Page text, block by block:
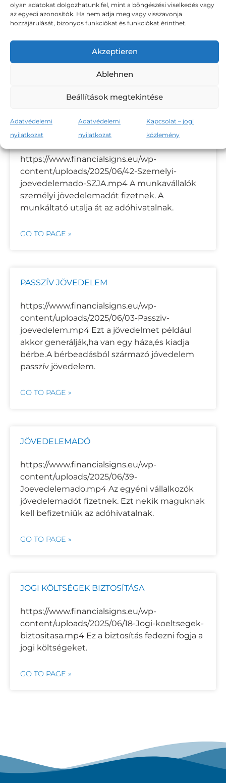
olyan adatokat dolgozhatunk fel, mint a böngészési viselkedés vagy
az egyedi azonosítók. Ha nem adja meg vagy visszavonja
hozzájárulását, bizonyos funkciókat és funkciókat érinthet.
Akzeptieren
Ablehnen
Beállítások megtekintése
Adatvédelemi
nyilatkozat
Adatvédelemi
nyilatkozat
Kapcsolat – jogi
közlemény
https://www.financialsigns.eu/wp-
content/uploads/2025/06/01-Aktiv-
tevékenység végzésével szerezheti
meg.Például: dolgozás.
SZEMÉLYI JÖVEDELEMADÓ (SZJA)
https://www.financialsigns.eu/wp-
content/uploads/2025/06/42-Szemelyi-
joevedelemado-SZJA.mp4 A munkavállalók
személyi jövedelemadót fizetnek. A
munkáltató utalja át az adóhivatalnak.
GO TO PAGE »
PASSZÍV JÖVEDELEM
https://www.financialsigns.eu/wp-
content/uploads/2025/06/03-Passziv-
joevedelem.mp4 Ezt a jövedelmet például
akkor generálják,ha van egy háza,és kiadja
bérbe.A bérbeadásból származó jövedelem
passzív jövedelem.
GO TO PAGE »
JÖVEDELEMADÓ
https://www.financialsigns.eu/wp-
content/uploads/2025/06/39-
Joevedelemado.mp4 Az egyéni vállalkozók
jövedelemadót fizetnek. Ezt nekik maguknak
kell befizetniük az adóhivatalnak.
GO TO PAGE »
JOGI KÖLTSÉGEK BIZTOSÍTÁSA
https://www.financialsigns.eu/wp-
content/uploads/2025/06/18-Jogi-koeltsegek-
biztositasa.mp4 Ez a biztosítás fedezni fogja a
jogi költségeket.
GO TO PAGE »